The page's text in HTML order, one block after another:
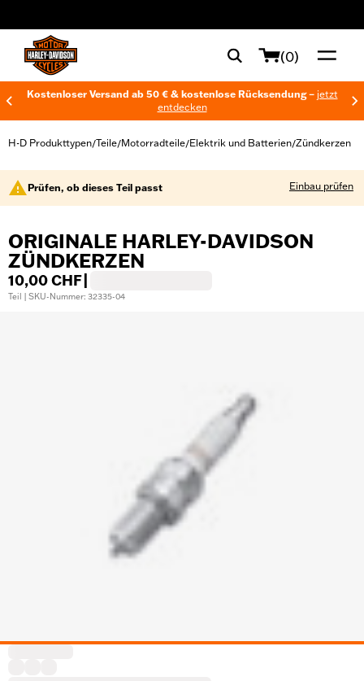
(0)
Kostenloser Versand ab 50 € & kostenlose Rücksendung – jetzt
entdecken
H-D Produkttypen/Teile/Motorradteile/Elektrik und Batterien/Zündkerzen
Prüfen, ob dieses Teil passt Einbau prüfen
ORIGINALE HARLEY-DAVIDSON
ZÜNDKERZEN
10,00 CHF
Teil | SKU-Nummer: 32335-04